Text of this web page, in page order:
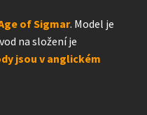
of Sigmar. Model je
na složení je
jsou v anglickém